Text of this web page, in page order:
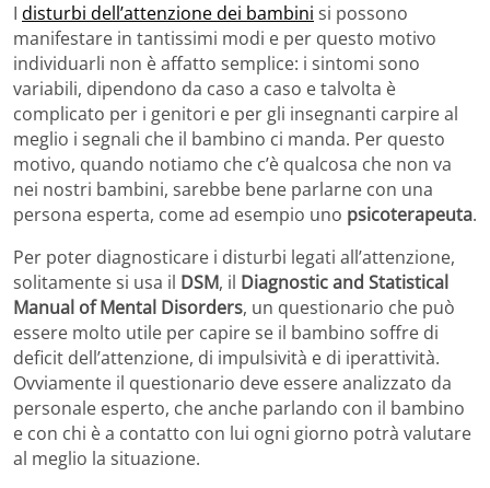
I disturbi dell’attenzione dei bambini si possono
manifestare in tantissimi modi e per questo motivo
individuarli non è affatto semplice: i sintomi sono
variabili, dipendono da caso a caso e talvolta è
complicato per i genitori e per gli insegnanti carpire al
meglio i segnali che il bambino ci manda. Per questo
motivo, quando notiamo che c’è qualcosa che non va
nei nostri bambini, sarebbe bene parlarne con una
persona esperta, come ad esempio uno psicoterapeuta.
Per poter diagnosticare i disturbi legati all’attenzione,
solitamente si usa il DSM, il Diagnostic and Statistical
Manual of Mental Disorders, un questionario che può
essere molto utile per capire se il bambino soffre di
deficit dell’attenzione, di impulsività e di iperattività.
Ovviamente il questionario deve essere analizzato da
personale esperto, che anche parlando con il bambino
e con chi è a contatto con lui ogni giorno potrà valutare
al meglio la situazione.